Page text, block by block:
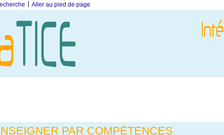
Aller au pied de page
PAR COMPÉTENCES